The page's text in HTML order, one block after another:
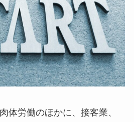
体労働のほかに、接客業、